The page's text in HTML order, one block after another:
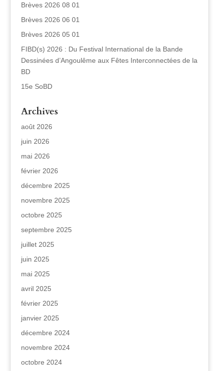
Brèves 2026 08 01
Brèves 2026 06 01
Brèves 2026 05 01
FIBD(s) 2026 : Du Festival International de la Bande
Dessinées d’Angoulême aux Fêtes Interconnectées de la
BD
15e SoBD
Archives
août 2026
juin 2026
mai 2026
février 2026
décembre 2025
novembre 2025
octobre 2025
septembre 2025
juillet 2025
juin 2025
mai 2025
avril 2025
février 2025
janvier 2025
décembre 2024
novembre 2024
octobre 2024